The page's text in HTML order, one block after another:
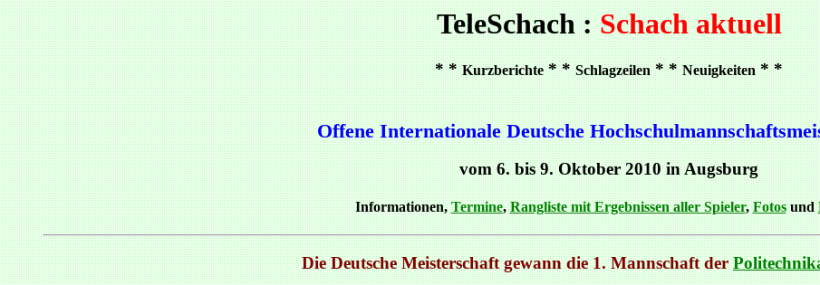
TeleSchach :Schach aktuell
* *Kurzberichte* *Schlagzeilen* *Neuigkeiten* *
Offene Internationale Deutsche
vom 6. bis 9. Oktober 2010 in Augsburg
Informationen,Termine,Rangliste mit Ergebnissen aller Spieler,Fotosund
Die Deutsche Meisterschaft gewann die 1. Mannschaft der